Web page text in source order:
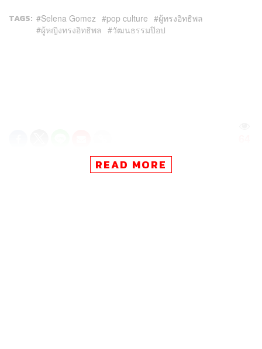
TAGS: Selena Gomez pop culture
ผู้ทรงอิทธิพล
ผู้หญิงทรงอิทธิพล
วัฒนธรรมป๊อป
READ MORE